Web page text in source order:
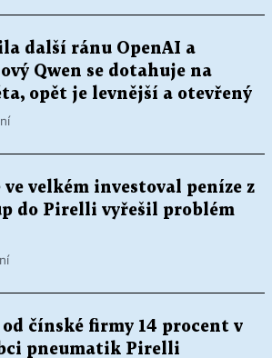
další ránu OpenAI a
Qwen se dotahuje na
opět je levnější a otevřený
velkém investoval peníze z
do Pirelli vyřešil problém
čínské firmy 14 procent v
pneumatik Pirelli